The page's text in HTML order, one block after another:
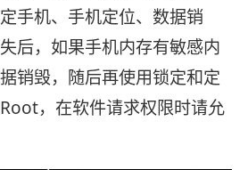
手机、手机定位、数据销
后，如果手机内存有敏感内
销毁，随后再使用锁定和定
，在软件请求权限时请允